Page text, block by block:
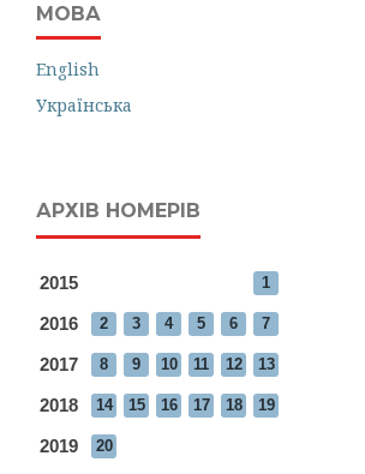
МОВА
English
Українська
АРХІВ НОМЕРІВ
2015 1
2016 2 3 4 5 6 7
2017 8 9 10 11 12 13
2018 14 15 16 17 18 19
2019 20